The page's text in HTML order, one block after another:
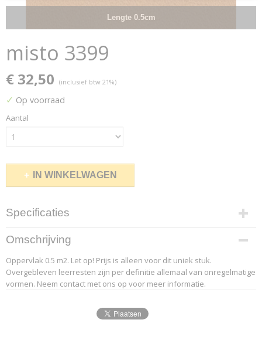
Lengte 0.5cm
misto 3399
€ 32,50 (inclusief btw 21%)
✓ Op voorraad
Aantal
IN WINKELWAGEN
Specificaties
Productcode leverancier
2-5
Omschrijving
Oppervlak 0.5 m2. Let op! Prijs is alleen voor dit uniek stuk.
Overgebleven leerresten zijn per definitie allemaal van onregelmatige
vormen. Neem contact met ons op voor meer informatie.